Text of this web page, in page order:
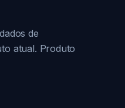
de
atual. Produto